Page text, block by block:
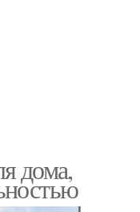
дома,